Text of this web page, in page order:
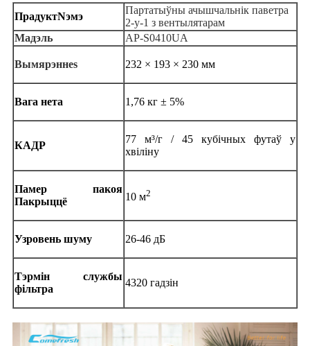
ПрадуктNэмэ
Партатыўны ачышчальнік паветра
2-у-1 з вентылятарам
Мадэль
AP-S0410UA
Вымярэннеs 232 × 193 × 230 мм
Вага нета 1,76 кг ± 5%
КАДР
77 м³/г / 45 кубічных футаў у
хвіліну
Памер пакоя
Пакрыццё
10 м2
Узровень шуму 26-46 дБ
Тэрмін службы
фільтра
4320 гадзін